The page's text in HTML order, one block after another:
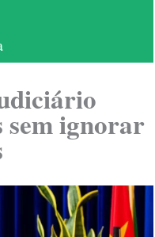
sem ignorar